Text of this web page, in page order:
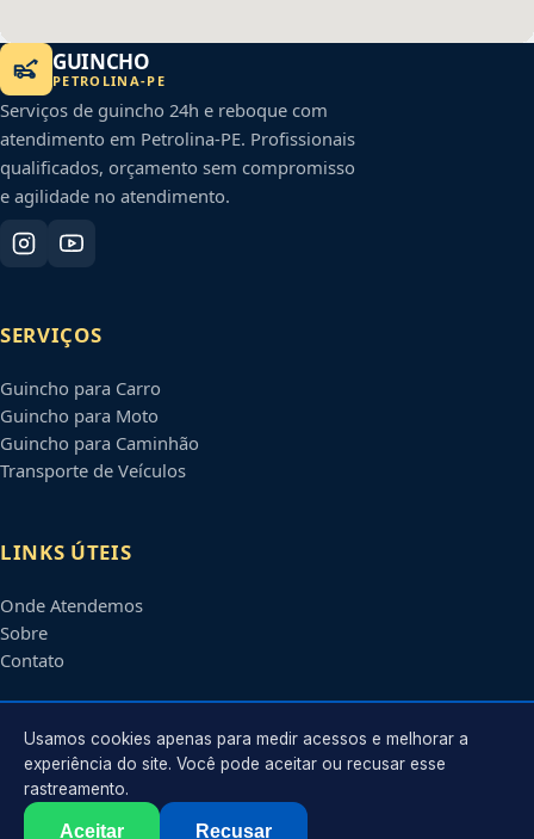
GUINCHO
PETROLINA-PE
Serviços de guincho 24h e reboque com
atendimento em Petrolina-PE. Profissionais
qualificados, orçamento sem compromisso
e agilidade no atendimento.
SERVIÇOS
Guincho para Carro
Guincho para Moto
Guincho para Caminhão
Transporte de Veículos
LINKS ÚTEIS
Onde Atendemos
Sobre
Contato
CONTATO
Atendimento em
contato@guinchospetrolina.com.br
Usamos cookies apenas para medir acessos e melhorar a
experiência do site. Você pode aceitar ou recusar esse
rastreamento.
Aceitar Recusar